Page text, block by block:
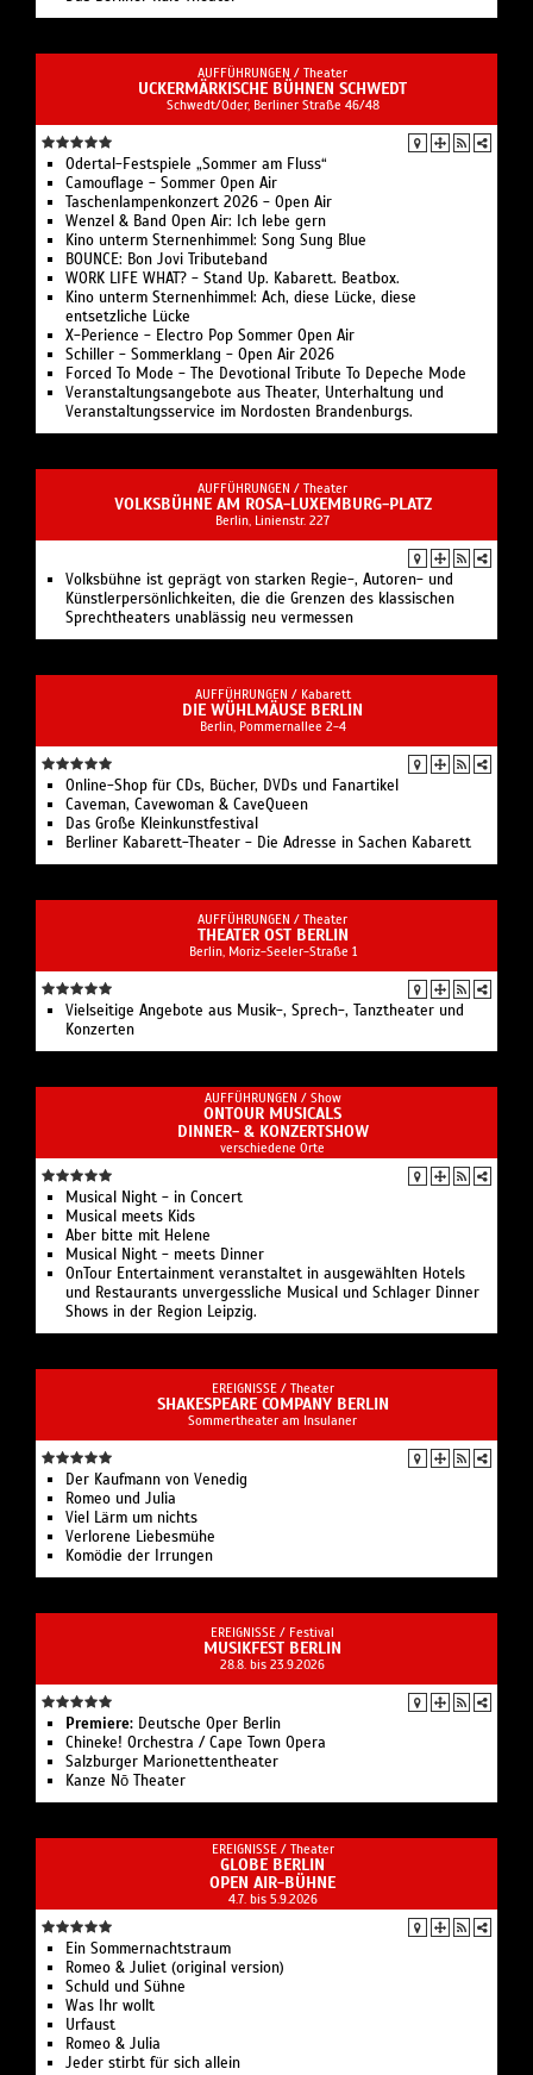
AUFFÜHRUNGEN / Theater
UCKERMÄRKISCHE BÜHNEN SCHWEDT
Schwedt/Oder, Berliner Straße 46/48
Odertal-Festspiele „Sommer am Fluss“
Camouflage - Sommer Open Air
Taschenlampenkonzert 2026 - Open Air
Wenzel & Band Open Air: Ich lebe gern
Kino unterm Sternenhimmel: Song Sung Blue
BOUNCE: Bon Jovi Tributeband
WORK LIFE WHAT? - Stand Up. Kabarett. Beatbox.
Kino unterm Sternenhimmel: Ach, diese Lücke, diese
entsetzliche Lücke
X-Perience - Electro Pop Sommer Open Air
Schiller - Sommerklang - Open Air 2026
Forced To Mode - The Devotional Tribute To Depeche Mode
Veranstaltungsangebote aus Theater, Unterhaltung und
Veranstaltungsservice im Nordosten Brandenburgs.
AUFFÜHRUNGEN / Theater
VOLKSBÜHNE AM ROSA-LUXEMBURG-PLATZ
Berlin, Linienstr. 227
Volksbühne ist geprägt von starken Regie-, Autoren- und
Künstlerpersönlichkeiten, die die Grenzen des klassischen
Sprechtheaters unablässig neu vermessen
AUFFÜHRUNGEN / Kabarett
DIE WÜHLMÄUSE BERLIN
Berlin, Pommernallee 2-4
Online-Shop für CDs, Bücher, DVDs und Fanartikel
Caveman, Cavewoman & CaveQueen
Das Große Kleinkunstfestival
Berliner Kabarett-Theater - Die Adresse in Sachen Kabarett
AUFFÜHRUNGEN / Theater
THEATER OST BERLIN
Berlin, Moriz-Seeler-Straße 1
Vielseitige Angebote aus Musik-, Sprech-, Tanztheater und
Konzerten
AUFFÜHRUNGEN / Show
ONTOUR MUSICALS
DINNER- & KONZERTSHOW
verschiedene Orte
Musical Night - in Concert
Musical meets Kids
Aber bitte mit Helene
Musical Night - meets Dinner
OnTour Entertainment veranstaltet in ausgewählten Hotels
und Restaurants unvergessliche Musical und Schlager Dinner
Shows in der Region Leipzig.
EREIGNISSE / Theater
SHAKESPEARE COMPANY BERLIN
Sommertheater am Insulaner
Der Kaufmann von Venedig
Romeo und Julia
Viel Lärm um nichts
Verlorene Liebesmühe
Komödie der Irrungen
EREIGNISSE / Festival
MUSIKFEST BERLIN
28.8. bis 23.9.2026
Premiere: Deutsche Oper Berlin
Chineke! Orchestra / Cape Town Opera
Salzburger Marionettentheater
Kanze Nō Theater
EREIGNISSE / Theater
GLOBE BERLIN
OPEN AIR-BÜHNE
4.7. bis 5.9.2026
Ein Sommernachtstraum
Romeo & Juliet (original version)
Schuld und Sühne
Was Ihr wollt
Urfaust
Romeo & Julia
Jeder stirbt für sich allein